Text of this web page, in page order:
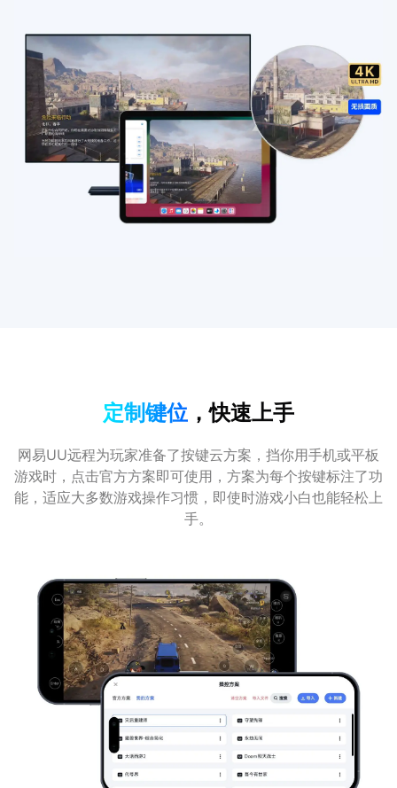
定制键位 ，快速上手
网易UU远程为玩家准备了按键云方案，挡你用手机或平板
游戏时，点击官方方案即可使用，方案为每个按键标注了功
能，适应大多数游戏操作习惯，即使时游戏小白也能轻松上
手。